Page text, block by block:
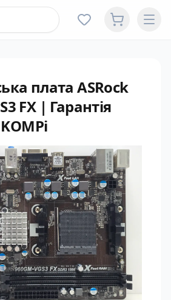
плата ASRock
FX | Гарантія